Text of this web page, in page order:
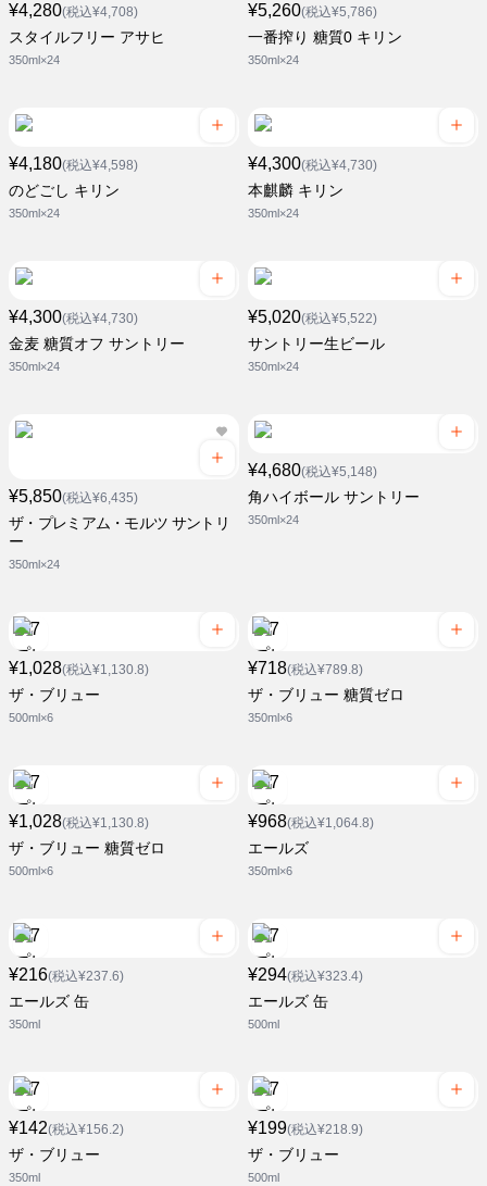
¥4,280(税込¥4,708)
スタイルフリー アサヒ
350ml×24
¥5,260(税込¥5,786)
一番搾り 糖質0 キリン
350ml×24
¥4,180(税込¥4,598)
のどごし キリン
350ml×24
¥4,300(税込¥4,730)
本麒麟 キリン
350ml×24
¥4,300(税込¥4,730)
金麦 糖質オフ サントリー
350ml×24
¥5,020(税込¥5,522)
サントリー生ビール
350ml×24
¥5,850(税込¥6,435)
ザ・プレミアム・モルツ サントリ
ー
350ml×24
¥4,680(税込¥5,148)
角ハイボール サントリー
350ml×24
¥1,028(税込¥1,130.8)
ザ・ブリュー
500ml×6
¥718(税込¥789.8)
ザ・ブリュー 糖質ゼロ
350ml×6
¥1,028(税込¥1,130.8)
ザ・ブリュー 糖質ゼロ
500ml×6
¥968(税込¥1,064.8)
エールズ
350ml×6
¥216(税込¥237.6)
エールズ 缶
350ml
¥294(税込¥323.4)
エールズ 缶
500ml
¥142(税込¥156.2)
ザ・ブリュー
350ml
¥199(税込¥218.9)
ザ・ブリュー
500ml